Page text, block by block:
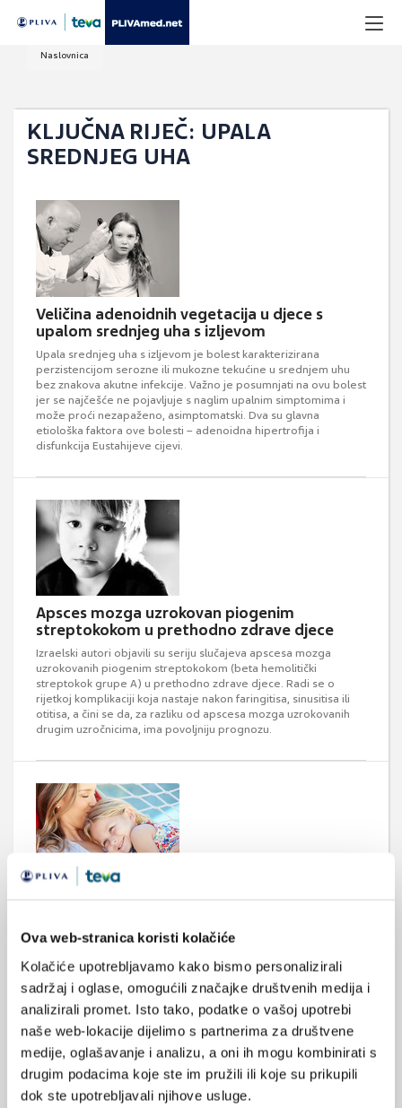
Ova web-stranica koristi kolačiće
Kolačiće upotrebljavamo kako bismo personalizirali
sadržaj i oglase, omogućili značajke društvenih medija i
analizirali promet. Isto tako, podatke o vašoj upotrebi
naše web-lokacije dijelimo s partnerima za društvene
medije, oglašavanje i analizu, a oni ih mogu kombinirati s
drugim podacima koje ste im pružili ili koje su prikupili
dok ste upotrebljavali njihove usluge.
Naslovnica
KLJUČNA RIJEČ: UPALA
SREDNJEG UHA
Veličina adenoidnih vegetacija u djece s
upalom srednjeg uha s izljevom
Upala srednjeg uha s izljevom je bolest karakterizirana
perzistencijom serozne ili mukozne tekućine u srednjem uhu
bez znakova akutne infekcije. Važno je posumnjati na ovu bolest
jer se najčešće ne pojavljuje s naglim upalnim simptomima i
može proći nezapaženo, asimptomatski. Dva su glavna
etiološka faktora ove bolesti – adenoidna hipertrofija i
disfunkcija Eustahijeve cijevi.
Apsces mozga uzrokovan piogenim
streptokokom u prethodno zdrave djece
Izraelski autori objavili su seriju slučajeva apscesa mozga
uzrokovanih piogenim streptokokom (beta hemolitički
streptokok grupe A) u prethodno zdrave djece. Radi se o
rijetkoj komplikaciji koja nastaje nakon faringitisa, sinusitisa ili
otitisa, a čini se da, za razliku od apscesa mozga uzrokovanih
drugim uzročnicima, ima povoljniju prognozu.
Primjena antibiotika u trudnoći povezana je s povećanim
cjevčica u djeteta.